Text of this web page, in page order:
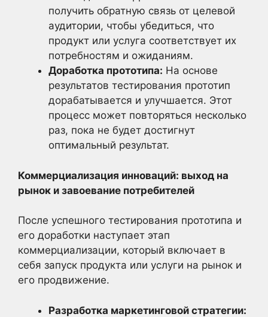
получить обратную связь от целевой
аудитории, чтобы убедиться, что
продукт или услуга соответствует их
потребностям и ожиданиям.
Доработка прототипа: На основе
результатов тестирования прототип
дорабатывается и улучшается. Этот
процесс может повторяться несколько
раз, пока не будет достигнут
оптимальный результат.
Коммерциализация инноваций: выход на
рынок и завоевание потребителей
После успешного тестирования прототипа и
его доработки наступает этап
коммерциализации, который включает в
себя запуск продукта или услуги на рынок и
его продвижение.
Разработка маркетинговой стратегии: